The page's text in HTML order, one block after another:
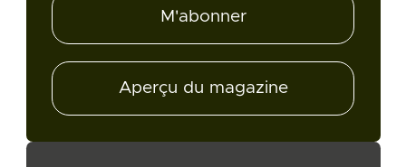
M'abonner
Aperçu du magazine